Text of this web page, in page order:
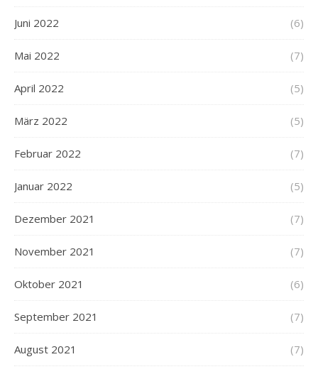
Juni 2022 (6)
Mai 2022 (7)
April 2022 (5)
März 2022 (5)
Februar 2022 (7)
Januar 2022 (5)
Dezember 2021 (7)
November 2021 (7)
Oktober 2021 (6)
September 2021 (7)
August 2021 (7)